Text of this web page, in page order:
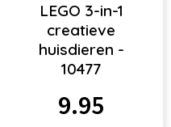
LEGO 3-in-1
creatieve
huisdieren -
10477
9.95